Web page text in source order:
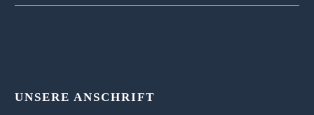
UNSERE ANSCHRIFT